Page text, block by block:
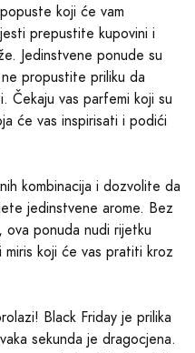
koji će vam
prepustite kupovini i
Jedinstvene ponude su
propustite priliku da
Čekaju vas parfemi koji su
će vas inspirisati i podići
kombinacija i dozvolite da
jedinstvene arome. Bez
ponuda nudi rijetku
koji će vas pratiti kroz
Black Friday je prilika
sekunda je dragocjena.